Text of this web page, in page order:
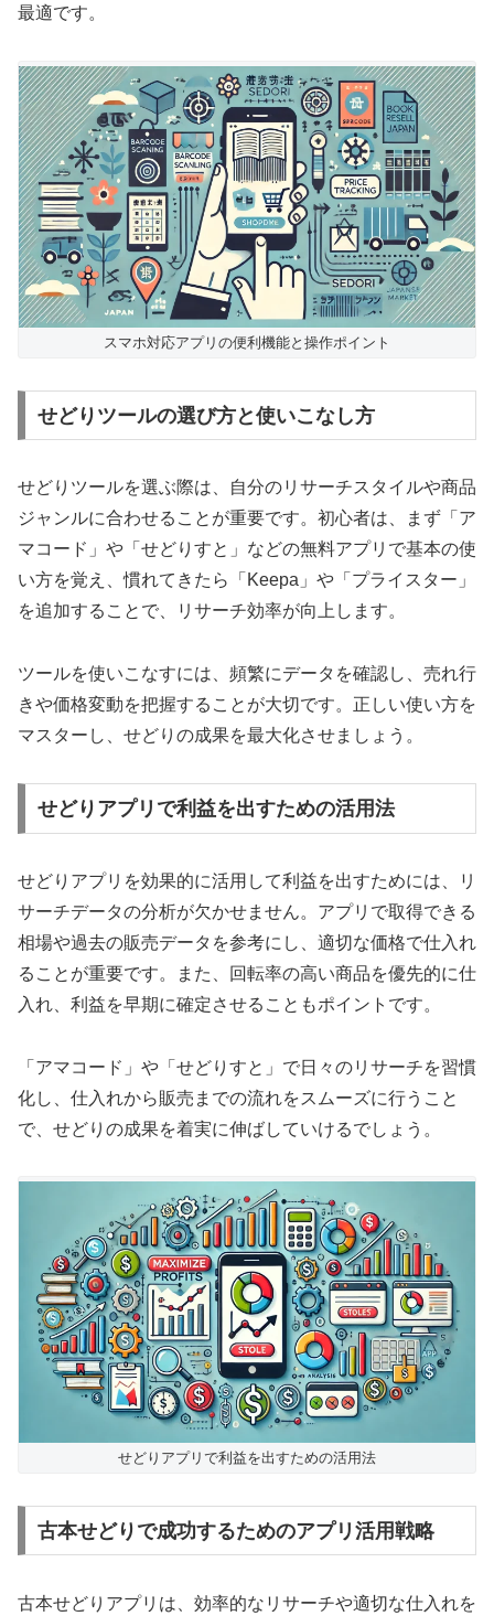
最適です。
スマホ対応アプリの便利機能と操作ポイント
せどりツールの選び方と使いこなし方
せどりツールを選ぶ際は、自分のリサーチスタイルや商品
ジャンルに合わせることが重要です。初心者は、まず「ア
マコード」や「せどりすと」などの無料アプリで基本の使
い方を覚え、慣れてきたら「Keepa」や「プライスター」
を追加することで、リサーチ効率が向上します。
ツールを使いこなすには、頻繁にデータを確認し、売れ行
きや価格変動を把握することが大切です。正しい使い方を
マスターし、せどりの成果を最大化させましょう。
せどりアプリで利益を出すための活用法
せどりアプリを効果的に活用して利益を出すためには、リ
サーチデータの分析が欠かせません。アプリで取得できる
相場や過去の販売データを参考にし、適切な価格で仕入れ
ることが重要です。また、回転率の高い商品を優先的に仕
入れ、利益を早期に確定させることもポイントです。
「アマコード」や「せどりすと」で日々のリサーチを習慣
化し、仕入れから販売までの流れをスムーズに行うこと
で、せどりの成果を着実に伸ばしていけるでしょう。
せどりアプリで利益を出すための活用法
古本せどりで成功するためのアプリ活用戦略
古本せどりアプリは、効率的なリサーチや適切な仕入れを